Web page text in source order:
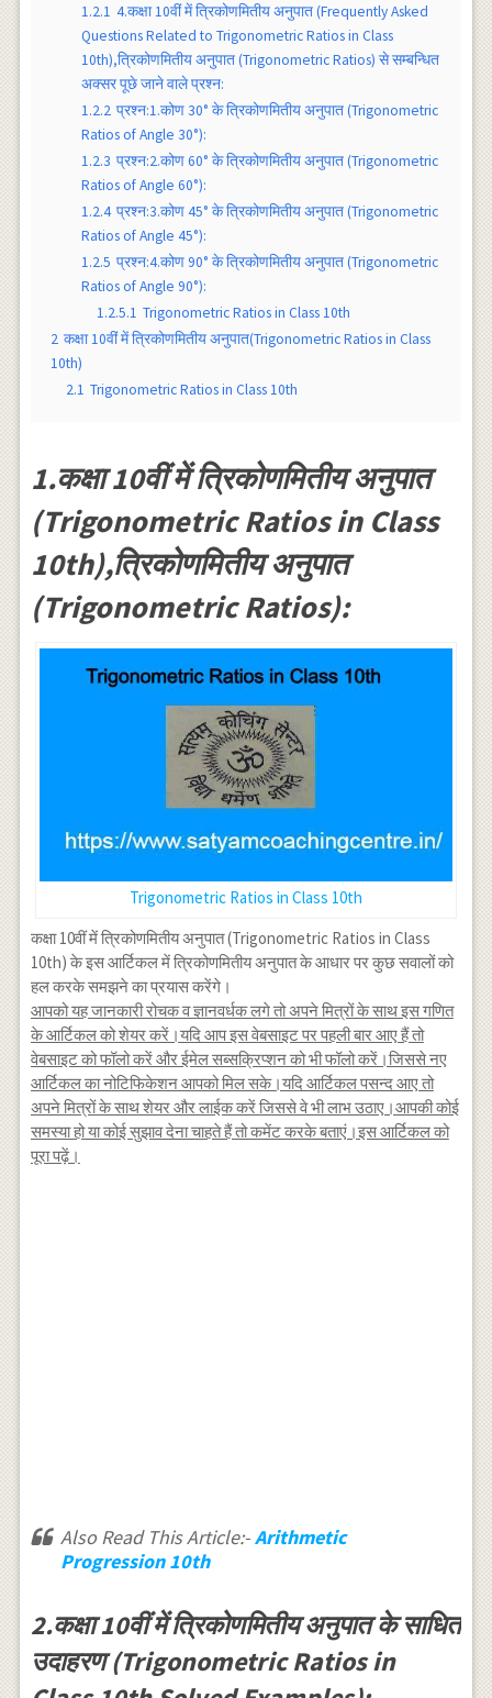
1.2.1 4.कक्षा 10वीं में त्रिकोणमितीय अनुपात (Frequently Asked
Questions Related to Trigonometric Ratios in Class
10th),त्रिकोणमितीय अनुपात (Trigonometric Ratios) से सम्बन्धित
अक्सर पूछे जाने वाले प्रश्न:
1.2.2 प्रश्न:1.कोण 30° के त्रिकोणमितीय अनुपात (Trigonometric
Ratios of Angle 30°):
1.2.3 प्रश्न:2.कोण 60° के त्रिकोणमितीय अनुपात (Trigonometric
Ratios of Angle 60°):
1.2.4 प्रश्न:3.कोण 45° के त्रिकोणमितीय अनुपात (Trigonometric
Ratios of Angle 45°):
1.2.5 प्रश्न:4.कोण 90° के त्रिकोणमितीय अनुपात (Trigonometric
Ratios of Angle 90°):
1.2.5.1 Trigonometric Ratios in Class 10th
2 कक्षा 10वीं में त्रिकोणमितीय अनुपात(Trigonometric Ratios in Class
10th)
2.1 Trigonometric Ratios in Class 10th
1.कक्षा 10वीं में त्रिकोणमितीय अनुपात
(Trigonometric Ratios in Class
10th),त्रिकोणमितीय अनुपात
(Trigonometric Ratios):
Trigonometric Ratios in Class 10th
कक्षा 10वीं में त्रिकोणमितीय अनुपात (Trigonometric Ratios in Class
10th) के इस आर्टिकल में त्रिकोणमितीय अनुपात के आधार पर कुछ सवालों को
हल करके समझने का प्रयास करेंगे।
आपको यह जानकारी रोचक व ज्ञानवर्धक लगे तो अपने मित्रों के साथ इस गणित
के आर्टिकल को शेयर करें।यदि आप इस वेबसाइट पर पहली बार आए हैं तो
वेबसाइट को फॉलो करें और ईमेल सब्सक्रिप्शन को भी फॉलो करें।जिससे नए
आर्टिकल का नोटिफिकेशन आपको मिल सके।यदि आर्टिकल पसन्द आए तो
अपने मित्रों के साथ शेयर और लाईक करें जिससे वे भी लाभ उठाए।आपकी कोई
समस्या हो या कोई सुझाव देना चाहते हैं तो कमेंट करके बताएं।इस आर्टिकल को
पूरा पढ़ें।
Also Read This Article:-Arithmetic
Progression 10th
2.कक्षा 10वीं में त्रिकोणमितीय अनुपात के साधित
उदाहरण (Trigonometric Ratios in